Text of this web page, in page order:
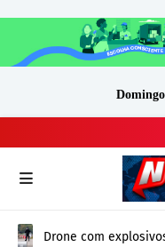
Drone com